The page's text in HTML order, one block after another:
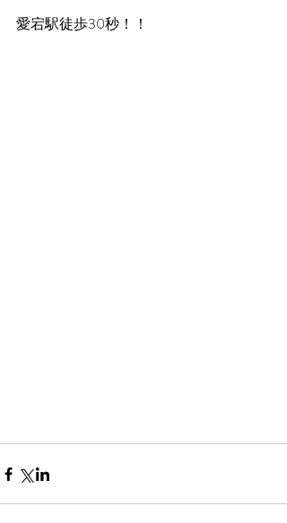
愛宕駅徒歩30秒！！